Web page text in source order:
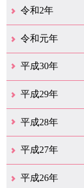
12月（26）
11月（25）
10月（18）
9月（34）
8月（27）
7月（31）
6月（26）
5月（36）
4月（39）
3月（68）
2月（19）
1月（45）
令和2年
12月（41）
11月（18）
10月（25）
9月（20）
8月（31）
7月（29）
6月（41）
5月（36）
4月（50）
3月（69）
2月（38）
1月（12）
令和元年
12月（22）
11月（21）
10月（38）
9月（24）
8月（16）
7月（29）
6月（27）
5月（15）
4月（47）
3月（23）
2月（10）
1月（9）
平成30年
12月（29）
11月（13）
10月（18）
9月（17）
8月（19）
7月（65）
6月（20）
5月（16）
4月（29）
3月（41）
2月（16）
1月（15）
平成29年
12月（22）
11月（11）
10月（22）
9月（31）
8月（19）
7月（30）
6月（6）
5月（13）
4月（10）
3月（10）
2月（5）
1月（6）
平成28年
12月（15）
11月（12）
10月（11）
9月（21）
8月（11）
7月（18）
6月（15）
5月（27）
4月（50）
3月（37）
2月（12）
1月（9）
平成27年
12月（23）
11月（12）
10月（10）
9月（15）
8月（4）
7月（11）
6月（20）
5月（14）
4月（27）
3月（31）
2月（17）
1月（11）
平成26年